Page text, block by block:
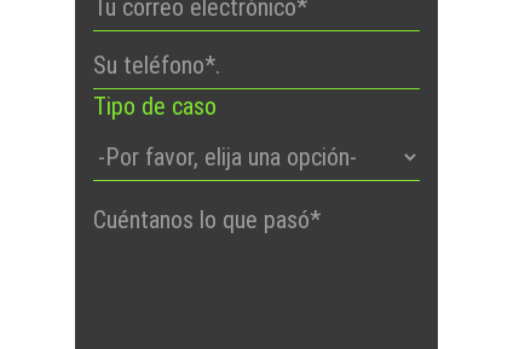
Tipo de caso
Por